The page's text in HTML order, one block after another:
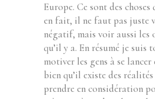
Europe. Ce sont des
en fait, il ne faut pas juste
négatif, mais voir aussi les
qu’il y a. En résumé je suis
motiver les gens à se
bien qu’il existe des
prendre en considération